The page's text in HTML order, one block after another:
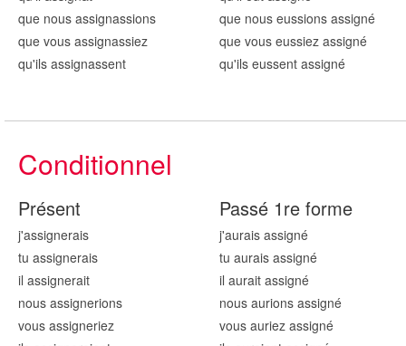
que nous assignassions
que vous assignassiez
qu'ils assignassent
que nous eussions assigné
que vous eussiez assigné
qu'ils eussent assigné
Conditionnel
Présent
j'assignerais
tu assignerais
il assignerait
nous assignerions
vous assigneriez
Passé 1re forme
j'aurais assigné
tu aurais assigné
il aurait assigné
nous aurions assigné
vous auriez assigné